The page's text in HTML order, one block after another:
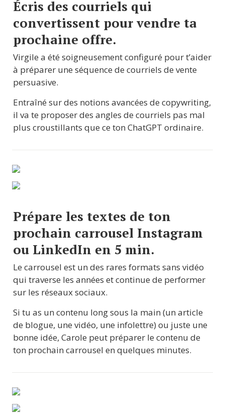
Écris des courriels qui
convertissent pour vendre ta
prochaine offre.
Virgile a été soigneusement configuré pour t’aider
à préparer une séquence de courriels de vente
persuasive.
Entraîné sur des notions avancées de copywriting,
il va te proposer des angles de courriels pas mal
plus croustillants que ce ton ChatGPT ordinaire.
Prépare les textes de ton
prochain carrousel Instagram
ou LinkedIn en 5 min.
Le carrousel est un des rares formats sans vidéo
qui traverse les années et continue de performer
sur les réseaux sociaux.
Si tu as un contenu long sous la main (un article
de blogue, une vidéo, une infolettre) ou juste une
bonne idée, Carole peut préparer le contenu de
ton prochain carrousel en quelques minutes.